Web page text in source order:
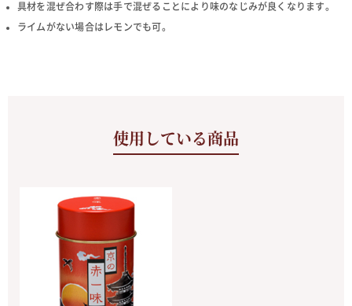
具材を混ぜ合わす際は手で混ぜることにより味のなじみが良くなります。
ライムがない場合はレモンでも可。
使用している商品